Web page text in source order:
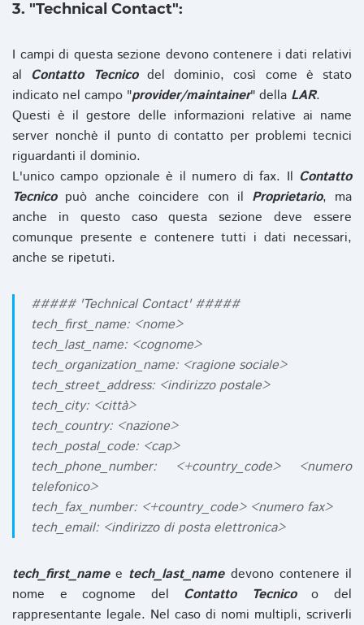
3. "Technical Contact":
I campi di questa sezione devono contenere i dati relativi
al Contatto Tecnicodel dominio, così come è stato
indicato nel campo "provider/maintainer" della LAR.
Questi è il gestore delle informazioni relative ai name
server nonchè il punto di contatto per problemi tecnici
riguardanti il dominio.
L'unico campo opzionale è il numero di fax. Il Contatto
Tecnicopuò anche coincidere con il Proprietario, ma
anche in questo caso questa sezione deve essere
comunque presente e contenere tutti i dati necessari,
anche se ripetuti.
##### 'Technical Contact' #####
tech_first_name: <nome>
tech_last_name: <cognome>
tech_organization_name: <ragione sociale>
tech_street_address: <indirizzo postale>
tech_city: <città>
tech_country: <nazione>
tech_postal_code: <cap>
tech_phone_number: <+country_code> <numero
telefonico>
tech_fax_number: <+country_code> <numero fax>
tech_email: <indirizzo di posta elettronica>
tech_first_namee tech_last_namedevono contenere il
nome e cognome del Contatto Tecnicoo del
rappresentante legale. Nel caso di nomi multipli, scriverli